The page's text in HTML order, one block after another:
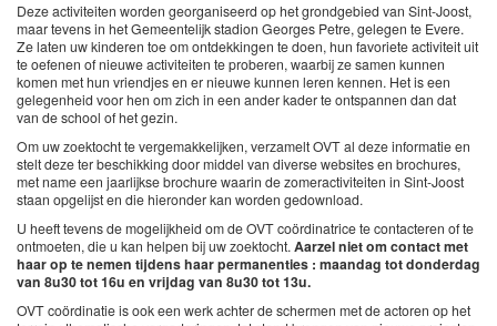
Deze activiteiten worden georganiseerd op het grondgebied van Sint-Joost,
maar tevens in het Gemeentelijk stadion Georges Petre, gelegen te Evere.
Ze laten uw kinderen toe om ontdekkingen te doen, hun favoriete activiteit uit
te oefenen of nieuwe activiteiten te proberen, waarbij ze samen kunnen
komen met hun vriendjes en er nieuwe kunnen leren kennen. Het is een
gelegenheid voor hen om zich in een ander kader te ontspannen dan dat
van de school of het gezin.
Om uw zoektocht te vergemakkelijken, verzamelt OVT al deze informatie en
stelt deze ter beschikking door middel van diverse websites en brochures,
met name een jaarlijkse brochure waarin de zomeractiviteiten in Sint-Joost
staan opgelijst en die hieronder kan worden gedownload.
U heeft tevens de mogelijkheid om de OVT coördinatrice te contacteren of te
ontmoeten, die u kan helpen bij uw zoektocht. Aarzel niet om contact met
haar op te nemen tijdens haar permanenties : maandag tot donderdag
van 8u30 tot 16u en vrijdag van 8u30 tot 13u.
OVT coördinatie is ook een werk achter de schermen met de actoren op het